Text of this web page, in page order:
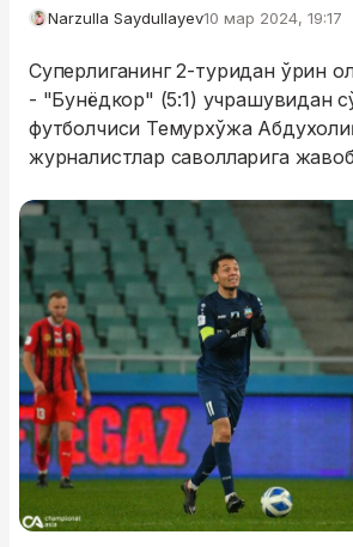
Narzulla Saydullayev10 мар 2024, 19:17
Суперлиганинг 2-туридан ўрин
- "Бунёдкор" (5:1) учрашувидан
футболчиси Темурхўжа
журналистлар саволларига